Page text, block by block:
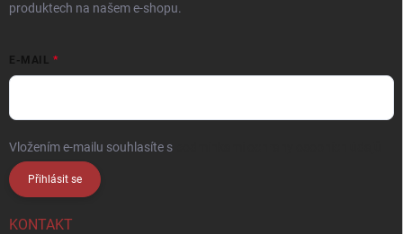
produktech na našem e-shopu.
E-MAIL
Vložením e-mailu souhlasíte s
Přihlásit se
KONTAKT